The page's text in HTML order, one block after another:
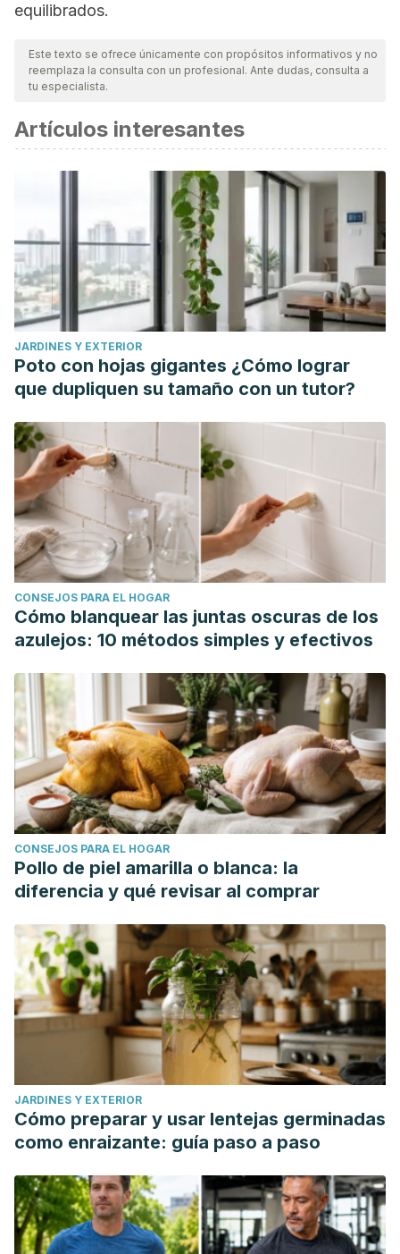
equilibrados.
Este texto se ofrece únicamente con propósitos informativos y no
reemplaza la consulta con un profesional. Ante dudas, consulta a
tu especialista.
Artículos interesantes
JARDINES Y EXTERIOR
Poto con hojas gigantes ¿Cómo lograr
que dupliquen su tamaño con un tutor?
CONSEJOS PARA EL HOGAR
Cómo blanquear las juntas oscuras de los
azulejos: 10 métodos simples y efectivos
CONSEJOS PARA EL HOGAR
Pollo de piel amarilla o blanca: la
diferencia y qué revisar al comprar
JARDINES Y EXTERIOR
Cómo preparar y usar lentejas germinadas
como enraizante: guía paso a paso